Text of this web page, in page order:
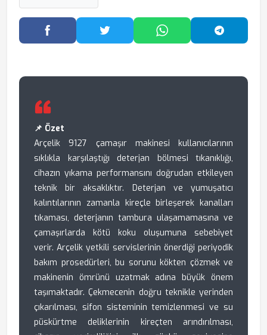
Facebook'ta PaylaşTwitter'da PaylaşWhatsApp'ta Paylaş
📌 Özet
Arçelik 9127 çamaşır makinesi kullanıcılarının
sıklıkla karşılaştığı deterjan bölmesi tıkanıklığı,
cihazın yıkama performansını doğrudan etkileyen
teknik bir aksaklıktır. Deterjan ve yumuşatıcı
kalıntılarının zamanla kireçle birleşerek kanalları
tıkaması, deterjanın tambura ulaşamamasına ve
çamaşırlarda kötü koku oluşumuna sebebiyet
verir. Arçelik yetkili servislerinin önerdiği periyodik
bakım prosedürleri, bu sorunu kökten çözmek ve
makinenin ömrünü uzatmak adına büyük önem
taşımaktadır. Çekmecenin doğru teknikle yerinden
çıkarılması, sifon sisteminin temizlenmesi ve su
püskürtme deliklerinin kireçten arındırılması,